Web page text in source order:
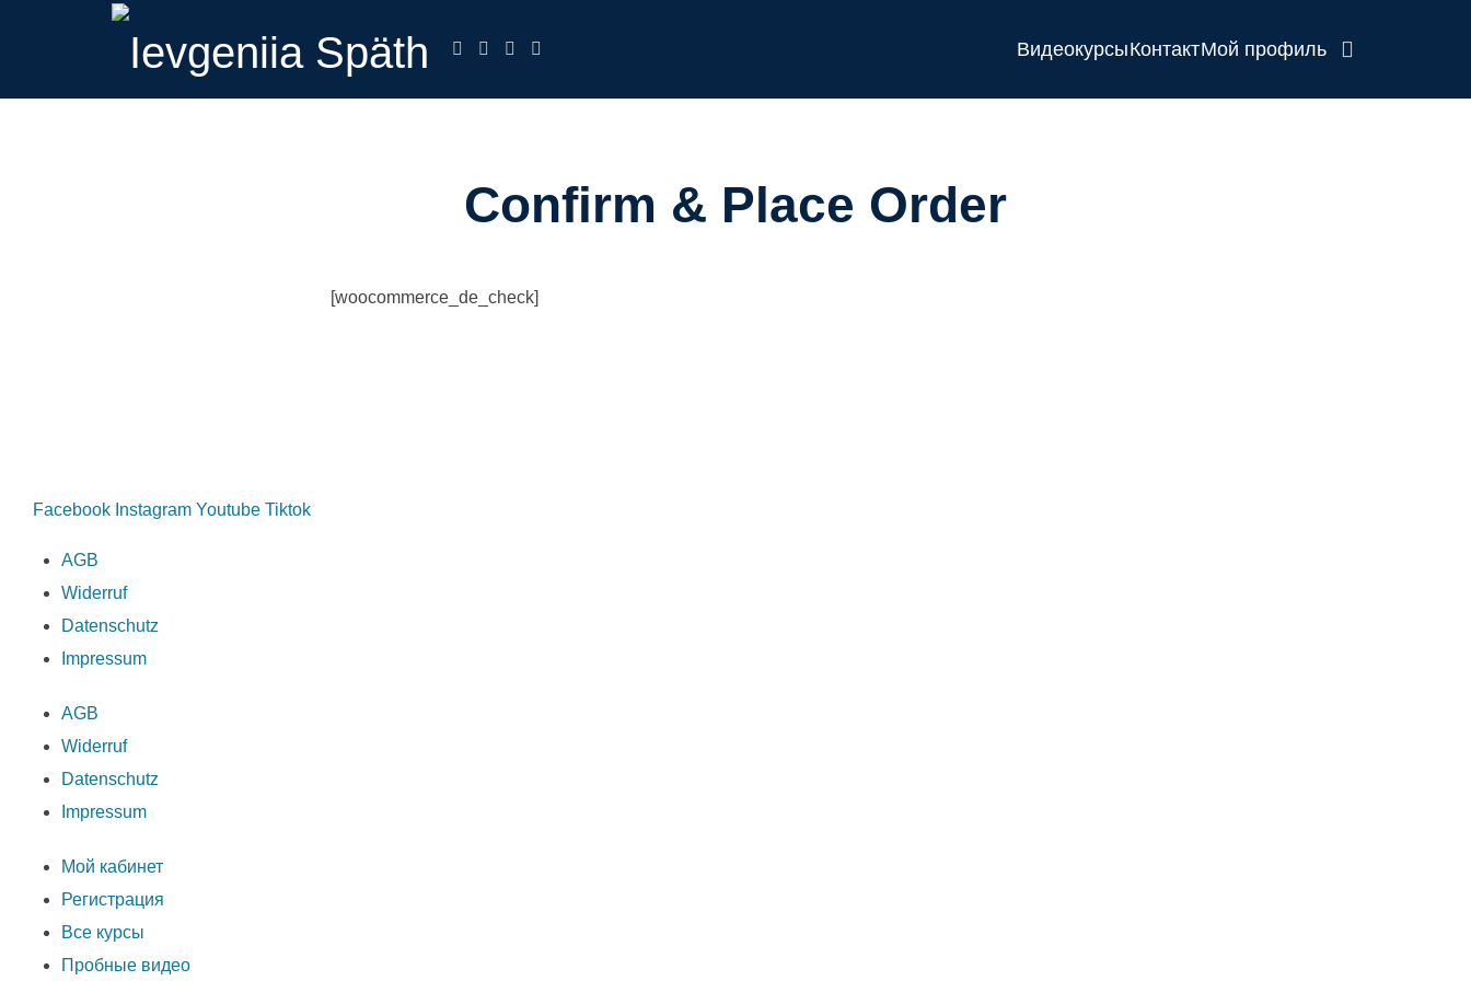
Ievgeniia Späth ВидеокурсыКонтактМой профиль
Confirm & Place Order
[woocommerce_de_check]
Facebook Instagram Youtube Tiktok
AGB
Widerruf
Datenschutz
Impressum
AGB
Widerruf
Datenschutz
Impressum
Мой кабинет
Регистрация
Все курсы
Пробные видео